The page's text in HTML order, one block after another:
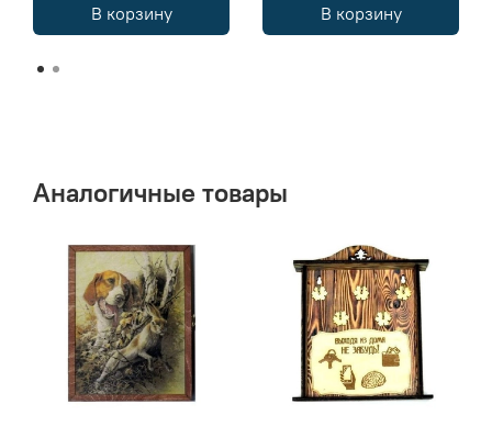
В корзину В корзину
Аналогичные товары